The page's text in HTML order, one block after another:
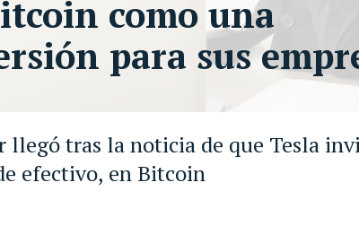
llegó tras la noticia de que Tesla
efectivo, en Bitcoin
como una
para sus